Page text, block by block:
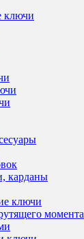
ключи
карданы
ключи
момента